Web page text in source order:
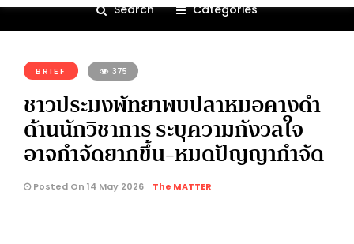
Search Categories
BRIEF 375
ชาวประมงพัทยาพบปลาหมอคางดำ
ด้านนักวิชาการ ระบุความกังวลใจ
อาจกำจัดยากขึ้น-หมดปัญญากำจัด
Posted On 14 May 2026 The MATTER